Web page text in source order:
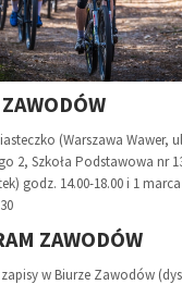
(Warszawa Wawer,
2, Szkoła Podstawowa nr
godz. 14.00-18.00 i 1
ZAWODÓW
zapisy w Biurze Zawodów